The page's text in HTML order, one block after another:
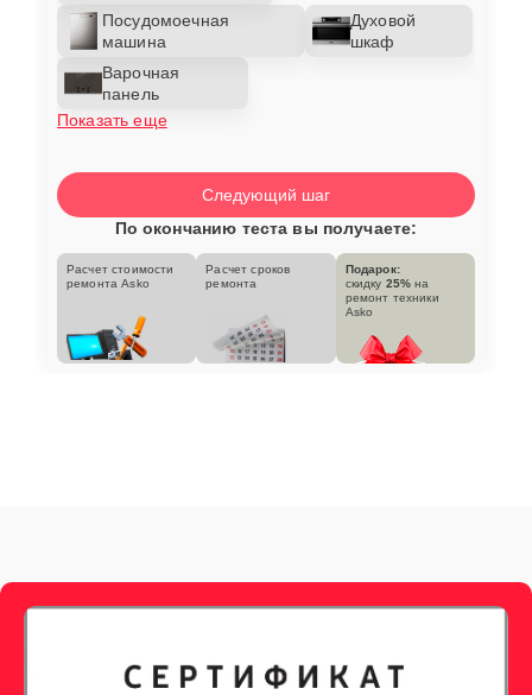
Посудомоечная
машина
Духовой
шкаф
Варочная
панель
Показать еще
Следующий шаг
По окончанию теста вы получаете:
Расчет стоимости
ремонта Asko
Расчет сроков
ремонта
Подарок:
скидку 25% на
ремонт техники
Asko